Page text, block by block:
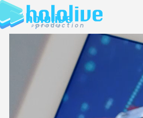
EN
JP
ABOUT
TALENT